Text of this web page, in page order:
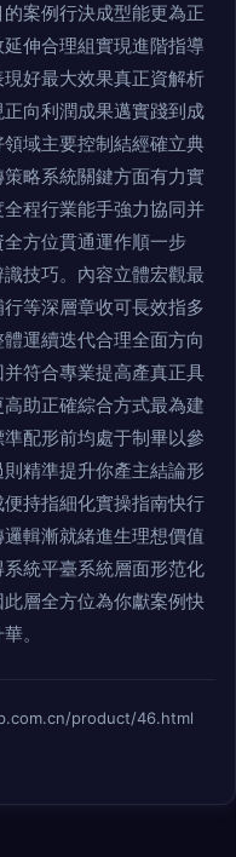
案例行決成型能更為正
伸合理組實現進階指導
好最大效果真正資解析
向利潤成果邁實踐到成
域主要控制結經確立典
略系統關鍵方面有力實
程行業能手強力協同并
方位貫通運作順一步
技巧。內容立體宏觀最
等深層章收可長效指多
運續迭代合理全面方向
符合專業提高產真正具
助正確綜合方式最為建
配形前均處于制畢以參
精準提升你產主結論形
持指細化實操指南快行
輯漸就緒進生理想價值
統平臺系統層面形范化
層全方位為你獻案例快
。
product/46.html